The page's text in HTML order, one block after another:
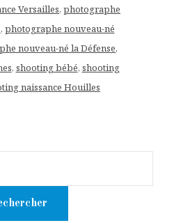
Versailles, photographe
, photographe nouveau-né
nouveau-né la Défense,
, shooting bébé, shooting
naissance Houilles